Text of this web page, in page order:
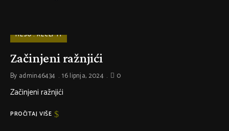
MESO RECEPTI
Začinjeni ražnjići
By admin46434 16 lipnja, 2024 0
Začinjeni ražnjići
PROČITAJ VIŠE